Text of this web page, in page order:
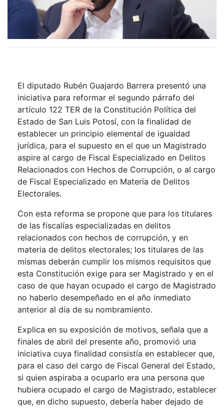
El diputado Rubén Guajardo Barrera presentó una
iniciativa para reformar el segundo párrafo del
artículo 122 TER de la Constitución Política del
Estado de San Luis Potosí, con la finalidad de
establecer un principio elemental de igualdad
jurídica, para el supuesto en el que un Magistrado
aspire al cargo de Fiscal Especializado en Delitos
Relacionados con Hechos de Corrupción, o al cargo
de Fiscal Especializado en Materia de Delitos
Electorales.
Con esta reforma se propone que para los titulares
de las fiscalías especializadas en delitos
relacionados con hechos de corrupción, y en
materia de delitos electorales; los titulares de las
mismas deberán cumplir los mismos requisitos que
esta Constitución exige para ser Magistrado y en el
caso de que hayan ocupado el cargo de Magistrado
no haberlo desempeñado en el año inmediato
anterior al día de su nombramiento.
Explica en su exposición de motivos, señala que a
finales de abril del presente año, promovió una
iniciativa cuya finalidad consistía en establecer que,
para el caso del cargo de Fiscal General del Estado,
si quien aspiraba a ocuparlo era una persona que
hubiera ocupado el cargo de Magistrado, establecer
que, en dicho supuesto, debería haber dejado de